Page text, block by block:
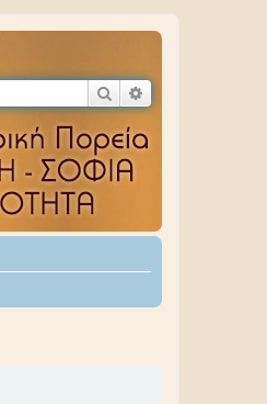
Αναζήτηση